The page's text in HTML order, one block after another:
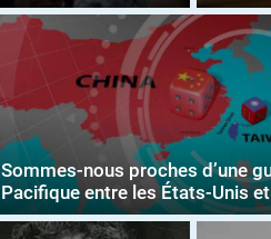
Sommes-nous proches d’une
Pacifique entre les États-Unis et